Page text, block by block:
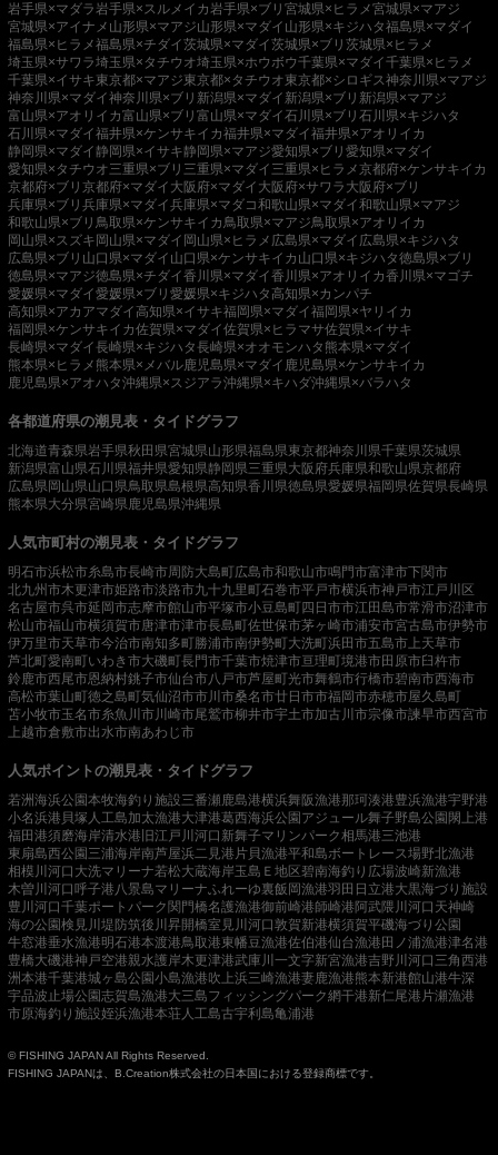
岩手県×マダラ岩手県×スルメイカ岩手県×ブリ 宮城県×ヒラメ宮城県×マアジ
宮城県×アイナメ 山形県×マアジ山形県×マダイ 山形県×キジハタ福島県×マダイ
福島県×ヒラメ福島県×チダイ茨城県×マダイ茨城県×ブリ 茨城県×ヒラメ
埼玉県×サワラ埼玉県×タチウオ埼玉県×ホウボウ千葉県×マダイ千葉県×ヒラメ
千葉県×イサキ東京都×マアジ東京都×タチウオ東京都×シロギス神奈川県×マアジ
神奈川県×マダイ神奈川県×ブリ 新潟県×マダイ 新潟県×ブリ 新潟県×マアジ
富山県×アオリイカ富山県×ブリ 富山県×マダイ石川県×ブリ 石川県×キジハタ
石川県×マダイ福井県×ケンサキイカ福井県×マダイ福井県×アオリイカ
静岡県×マダイ 静岡県×イサキ静岡県×マアジ愛知県×ブリ 愛知県×マダイ
愛知県×タチウオ三重県×ブリ 三重県×マダイ 三重県×ヒラメ京都府×ケンサキイカ
京都府×ブリ 京都府×マダイ 大阪府×マダイ 大阪府×サワラ 大阪府×ブリ
兵庫県×ブリ 兵庫県×マダイ兵庫県×マダコ和歌山県×マダイ和歌山県×マアジ
和歌山県×ブリ 鳥取県×ケンサキイカ鳥取県×マアジ鳥取県×アオリイカ
岡山県×スズキ 岡山県×マダイ 岡山県×ヒラメ 広島県×マダイ 広島県×キジハタ
広島県×ブリ 山口県×マダイ 山口県×ケンサキイカ 山口県×キジハタ徳島県×ブリ
徳島県×マアジ徳島県×チダイ香川県×マダイ香川県×アオリイカ香川県×マゴチ
愛媛県×マダイ愛媛県×ブリ 愛媛県×キジハタ高知県×カンパチ
高知県×アカアマダイ高知県×イサキ福岡県×マダイ福岡県×ヤリイカ
福岡県×ケンサキイカ佐賀県×マダイ佐賀県×ヒラマサ佐賀県×イサキ
長崎県×マダイ長崎県×キジハタ長崎県×オオモンハタ 熊本県×マダイ
熊本県×ヒラメ 熊本県×メバル鹿児島県×マダイ 鹿児島県×ケンサキイカ
鹿児島県×アオハタ沖縄県×スジアラ沖縄県×キハダ沖縄県×バラハタ
各都道府県の潮見表・タイドグラフ
北海道青森県岩手県秋田県宮城県山形県福島県東京都神奈川県千葉県茨城県
新潟県富山県石川県福井県愛知県静岡県三重県大阪府兵庫県和歌山県京都府
広島県岡山県山口県鳥取県島根県高知県香川県徳島県愛媛県福岡県佐賀県長崎県
熊本県大分県宮崎県鹿児島県沖縄県
人気市町村の潮見表・タイドグラフ
明石市浜松市糸島市長崎市周防大島町広島市和歌山市鳴門市富津市下関市
北九州市木更津市姫路市淡路市九十九里町石巻市平戸市横浜市神戸市江戸川区
名古屋市呉市延岡市志摩市館山市平塚市小豆島町四日市市江田島市常滑市沼津市
松山市福山市横須賀市唐津市津市長島町佐世保市茅ヶ崎市浦安市宮古島市伊勢市
伊万里市天草市今治市南知多町勝浦市南伊勢町大洗町浜田市五島市 上天草市
芦北町愛南町いわき市大磯町長門市千葉市焼津市亘理町境港市田原市臼杵市
鈴鹿市西尾市恩納村銚子市仙台市八戸市芦屋町光市舞鶴市行橋市碧南市西海市
高松市葉山町徳之島町気仙沼市市川市桑名市廿日市市福岡市赤穂市屋久島町
苫小牧市玉名市糸魚川市川崎市尾鷲市柳井市宇土市加古川市宗像市諫早市西宮市
上越市倉敷市出水市南あわじ市
人気ポイントの潮見表・タイドグラフ
若洲海浜公園本牧海釣り施設三番瀬鹿島港横浜舞阪漁港那珂湊港豊浜漁港宇野港
小名浜港 貝塚人工島加太漁港大津港葛西海浜公園 アジュール舞子野島公園 閖上港
福田港須磨海岸清水港 旧江戸川河口 新舞子マリンパーク相馬港三池港
東扇島西公園 三浦海岸南芦屋浜二見港 片貝漁港平和島ボートレース場野北漁港
相模川河口 大洗マリーナ若松大蔵海岸玉島Ｅ地区碧南海釣り広場波崎新漁港
木曽川河口呼子港八景島マリーナふれーゆ裏飯岡漁港羽田 日立港大黒海づり施設
豊川河口千葉ポートパーク 関門橋名護漁港御前崎港師崎港 阿武隈川河口 天神崎
海の公園検見川堤防筑後川昇開橋室見川河口敦賀新港横須賀平磯海づり公園
牛窓港垂水漁港明石港本渡港鳥取港東幡豆漁港佐伯港仙台漁港 田ノ浦漁港津名港
豊橋大磯港神戸空港親水護岸木更津港武庫川一文字新宮漁港吉野川河口 三角西港
洲本港千葉港城ヶ島公園小島漁港吹上浜三崎漁港妻鹿漁港熊本新港館山港牛深
宇品波止場公園志賀島漁港大三島フィッシングパーク網干港新仁尾港 片瀬漁港
市原海釣り施設姪浜漁港本荘人工島古宇利島亀浦港
© FISHING JAPAN All Rights Reserved.
FISHING JAPANは、B.Creation株式会社の日本国における登録商標です。